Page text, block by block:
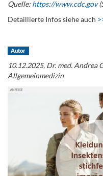
Quelle: https://www.cdc.gov
Detaillierte Infos siehe auch
Autor
10.12.2025, Dr. med. Andrea
Allgemeinmedizin